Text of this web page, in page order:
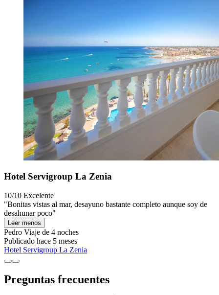
Hotel Servigroup La Zenia
10/10 Excelente
"Bonitas vistas al mar, desayuno bastante completo aunque soy de
desahunar poco"
Leer menos
Pedro Viaje de 4 noches
Publicado hace 5 meses
Hotel Servigroup La Zenia
Preguntas frecuentes